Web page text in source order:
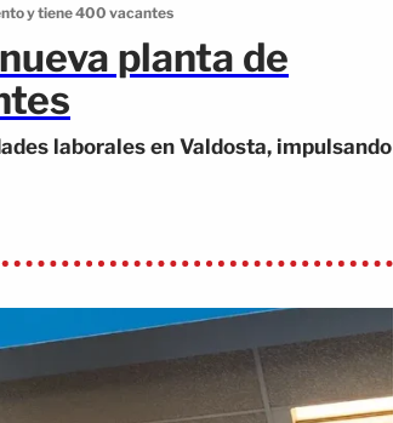
y tiene 400 vacantes
planta de
laborales en Valdosta, impulsando